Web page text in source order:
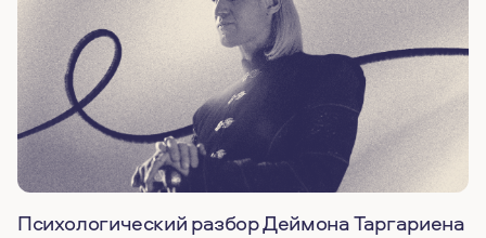
Психологический разбор Деймона Таргариена